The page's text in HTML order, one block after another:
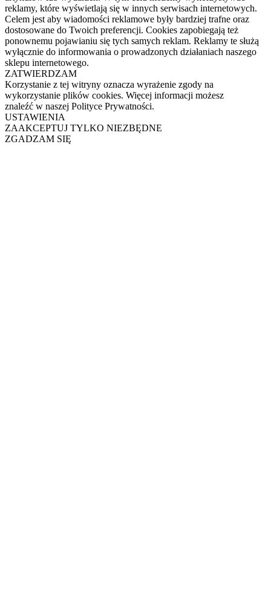
reklamy, które wyświetlają się w innych serwisach internetowych.
Celem jest aby wiadomości reklamowe były bardziej trafne oraz
dostosowane do Twoich preferencji. Cookies zapobiegają też
ponownemu pojawianiu się tych samych reklam. Reklamy te służą
wyłącznie do informowania o prowadzonych działaniach naszego
sklepu internetowego.
ZATWIERDZAM
Korzystanie z tej witryny oznacza wyrażenie zgody na
wykorzystanie plików cookies. Więcej informacji możesz
znaleźć w naszej Polityce Prywatności.
USTAWIENIA
ZAAKCEPTUJ TYLKO NIEZBĘDNE
ZGADZAM SIĘ